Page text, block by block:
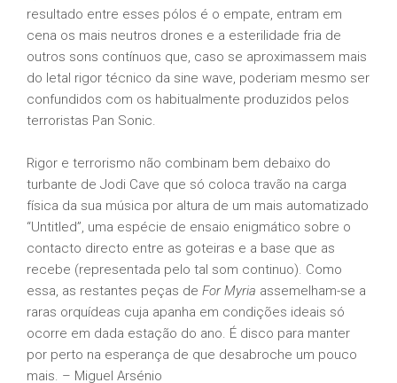
resultado entre esses pólos é o empate, entram em
cena os mais neutros drones e a esterilidade fria de
outros sons contínuos que, caso se aproximassem mais
do letal rigor técnico da sine wave, poderiam mesmo ser
confundidos com os habitualmente produzidos pelos
terroristas Pan Sonic.
Rigor e terrorismo não combinam bem debaixo do
turbante de Jodi Cave que só coloca travão na carga
física da sua música por altura de um mais automatizado
“Untitled”, uma espécie de ensaio enigmático sobre o
contacto directo entre as goteiras e a base que as
recebe (representada pelo tal som continuo). Como
essa, as restantes peças de For Myria assemelham-se a
raras orquídeas cuja apanha em condições ideais só
ocorre em dada estação do ano. É disco para manter
por perto na esperança de que desabroche um pouco
mais. – Miguel Arsénio